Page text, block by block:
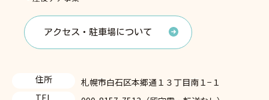
アクセス・駐車場について
住所
札幌市白石区本郷通１３丁目南１−１
TEL